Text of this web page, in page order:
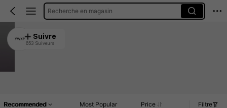
Recherche en magasin
YWXP
4.94
Suivre
653 Suiveurs
Recommended Most Popular Price Filtre